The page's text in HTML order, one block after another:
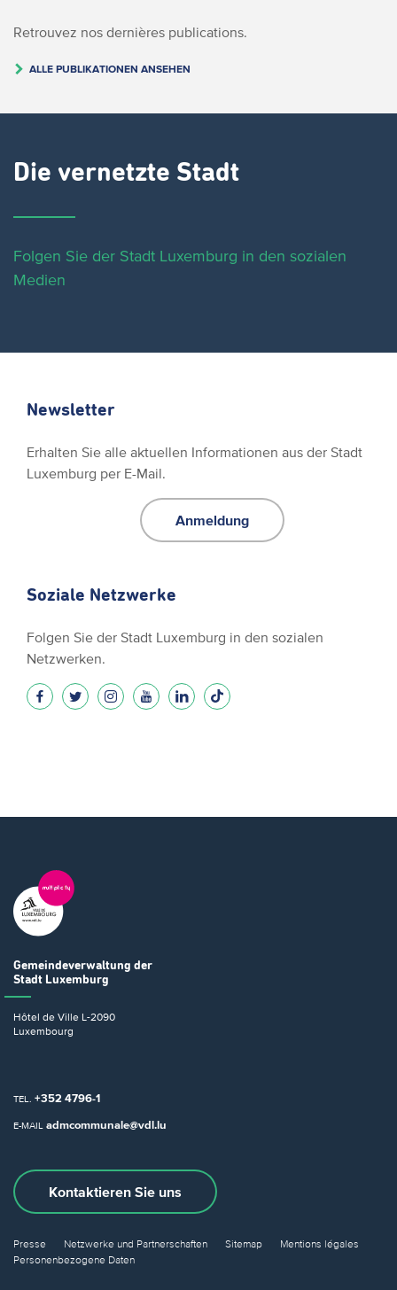
Retrouvez nos dernières publications.
ALLE PUBLIKATIONEN ANSEHEN
Die vernetzte Stadt
Folgen Sie der Stadt Luxemburg in den sozialen
Medien
Newsletter
Erhalten Sie alle aktuellen Informationen aus der Stadt
Luxemburg per E-Mail.
Anmeldung
Soziale Netzwerke
Folgen Sie der Stadt Luxemburg in den sozialen
Netzwerken.
Gemeindeverwaltung der
Stadt Luxemburg
Hôtel de Ville L-2090
Luxembourg
TEL. +352 4796-1
E-MAIL admcommunale@vdl.lu
Kontaktieren Sie uns
Presse Netzwerke und Partnerschaften Sitemap
Mentions légales
Personenbezogene Daten